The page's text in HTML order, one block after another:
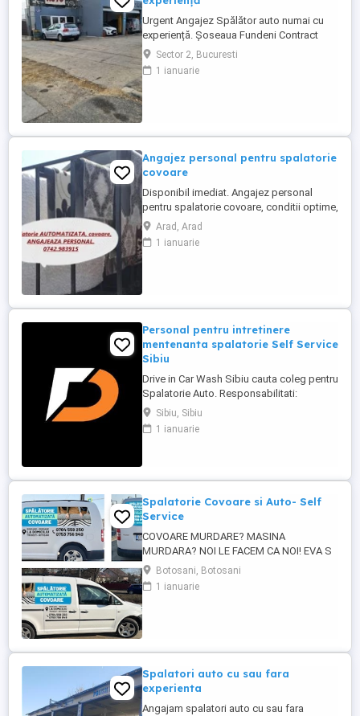
Urgent Angajez Spălător auto numai cu
experiență. Șoseaua Fundeni Contract
Carte de munca Salariu plus comisioane
Nu oferim cazare
Sector 2, Bucuresti
1 ianuarie
Angajez personal pentru spalatorie
covoare
Disponibil imediat. Angajez personal
pentru spalatorie covoare, conditii optime,
scule de lucru automatizate, salariu
discutabil, negociabil, avantajos, ofer
seriozitate maxima si cer acelasi lucru,
Arad, Arad
1 ianuarie
Personal pentru intretinere
mentenanta spalatorie Self Service
Sibiu
Drive in Car Wash Sibiu cauta coleg pentru
Spalatorie Auto. Responsabilitati:
mentinerea curateniei in spalatorie
intretinerea pistelor si a aspiratoarelor
functionale mentenanta in incinta
Sibiu, Sibiu
1 ianuarie
Spalatorie Covoare si Auto- Self
Service
COVOARE MURDARE? MASINA
MURDARA? NOI LE FACEM CA NOI! EVA S
CAR WASH - TRUSESTI, BOTOSANI
SPALATORIE COVOARE SI AUTO SELF
SERVICE 24 7 SPALATORIE
paturi mari * Rezultate vizibile din ...
Botosani, Botosani
1 ianuarie
Spalatori auto cu sau fara
experienta
Angajam spalatori auto cu sau fara